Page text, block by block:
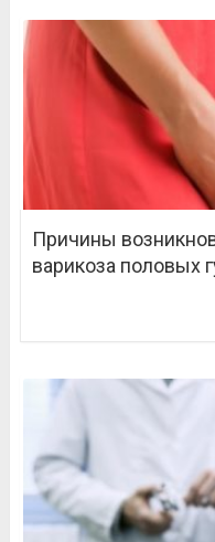
Причины
варикоза половых